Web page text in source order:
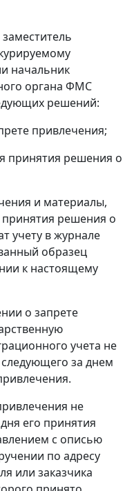
начальник
органа ФМС
решений:
привлечения;
принятия решения о
и материалы,
решения о
учету в журнале
образец
к настоящему
о запрете
учета не
за днем
не
его принятия
с описью
по адресу
или заказчика